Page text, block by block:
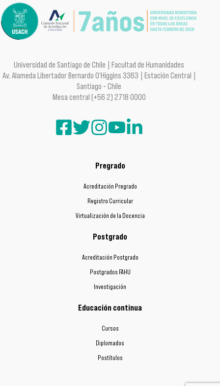
Universidad de Santiago de Chile | Facultad de Humanidades
Av. Alameda Libertador Bernardo O'Higgins 3363 | Estación Central |
Santiago - Chile
Mesa central (+56 2) 2718 0000
Pregrado
Acreditación Pregrado
Registro Curricular
Virtualización de la Docencia
Postgrado
Acreditación Postgrado
Postgrados FAHU
Investigación
Educación continua
Cursos
Diplomados
Postítulos